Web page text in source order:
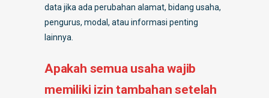
data jika ada perubahan alamat, bidang usaha,
pengurus, modal, atau informasi penting
lainnya.
Apakah semua usaha wajib
memiliki izin tambahan setelah